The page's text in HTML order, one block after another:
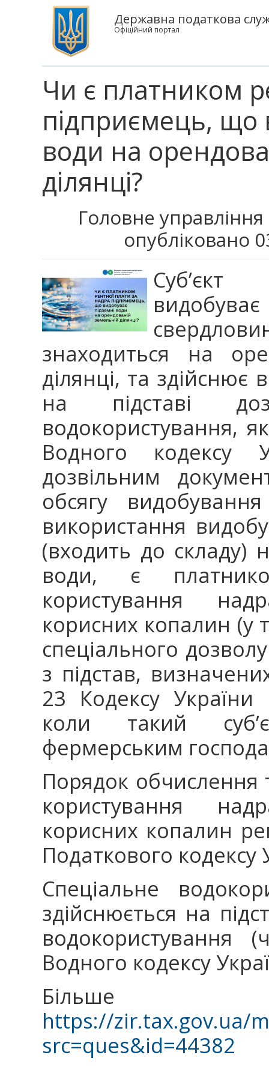
Державна податкова
Офіційний портал
Чи є платником
підприємець, що
води на
ділянці?
Головне управління
опубліковано
Суб’єкт
знаходиться на
ділянці, та
на підставі
водокористування,
Водного кодексу
дозвільним
обсягу
використання
(входить до складу)
води, є
користування
корисних копалин (у
спеціального
з підстав,
23 Кодексу
коли такий
фермерським
Порядок обчислення
користування
корисних копалин
Податкового кодексу
Спеціальне
здійснюється на
водокористування
Водного кодексу
Більше
https://zir.tax.gov.ua/
src=ques&id=44382